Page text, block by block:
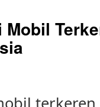
terkeren